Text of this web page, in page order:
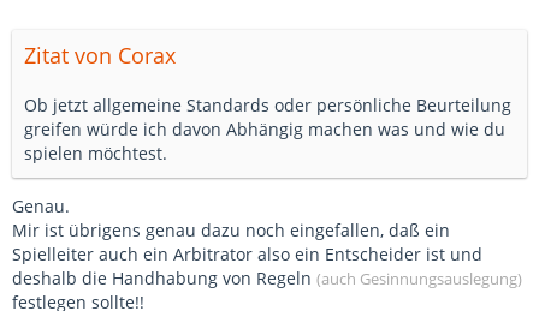
Zitat von Corax
Ob jetzt allgemeine Standards oder persönliche Beurteilung
greifen würde ich davon Abhängig machen was und wie du
spielen möchtest.
Genau.
Mir ist übrigens genau dazu noch eingefallen, daß ein
Spielleiter auch ein Arbitrator also ein Entscheider ist und
deshalb die Handhabung von Regeln (auch Gesinnungsauslegung)
festlegen sollte!!